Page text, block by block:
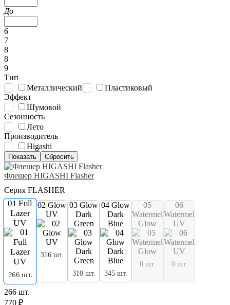
До
6
7
8
8
9
Тип
Металлический
Пластиковый
Эффект
Шумовой
Сезонность
Лето
Производитель
Higashi
Флешер HIGASHI Flasher
Серия FLASHER
01 Full
Lazer
UV
266 шт.
02 Glow
UV
316 шт.
03 Glow
Dark
Green
310 шт.
04 Glow
Dark
Blue
345 шт.
05
Watermelon
Glow
0 шт.
06
Watermelon
UV
0 шт.
266 шт.
770 ₽